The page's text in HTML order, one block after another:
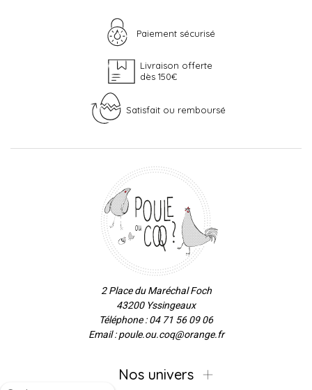
Paiement sécurisé
Livraison offerte
dès 150€
Satisfait ou remboursé
2 Place du Maréchal Foch
43200 Yssingeaux
Téléphone : 04 71 56 09 06
Email : poule.ou.coq@orange.fr
Nos univers